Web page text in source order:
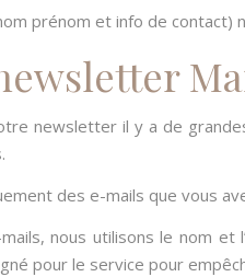
prénom et info de contact)
newsletter il y a de
des e-mails que vous
nous utilisons le nom
pour le service pour